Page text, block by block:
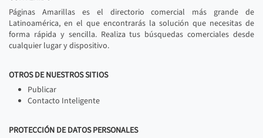
Páginas Amarillas es el directorio comercial más grande de
Latinoamérica, en el que encontrarás la solución que necesitas de
forma rápida y sencilla. Realiza tus búsquedas comerciales desde
cualquier lugar y dispositivo.
OTROS DE NUESTROS SITIOS
Publicar
Contacto Inteligente
PROTECCIÓN DE DATOS PERSONALES